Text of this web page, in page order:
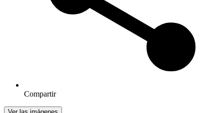
Compartir